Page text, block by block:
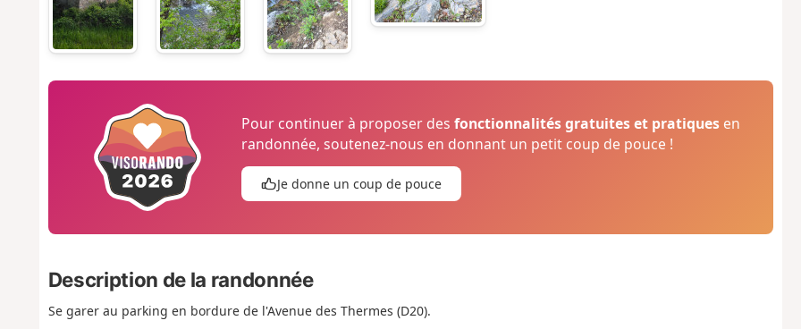
Pour continuer à proposer desfonctionnalités gratuites et pratiques en
randonnée, soutenez-nous en donnant un petit coup de pouce !
Je donne un coup de pouce
Description de la randonnée
Se garer au parking en bordure de l'Avenue des Thermes (D20).